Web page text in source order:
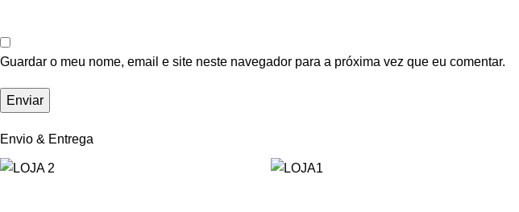
Guardar o meu nome, email e site neste navegador para a próxima vez que eu comentar.
Envio & Entrega